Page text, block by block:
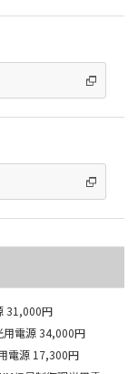
31,000円
用電源34,000円
電源 17,300円